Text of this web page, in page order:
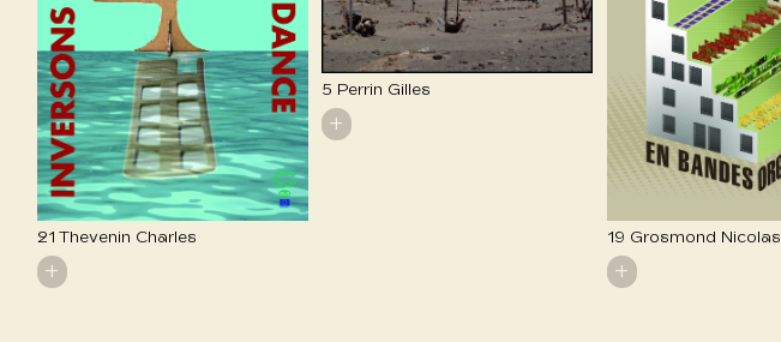
21 Thevenin Charles
+
5 Perrin Gilles
+
19 Grosmond Nicolas
+